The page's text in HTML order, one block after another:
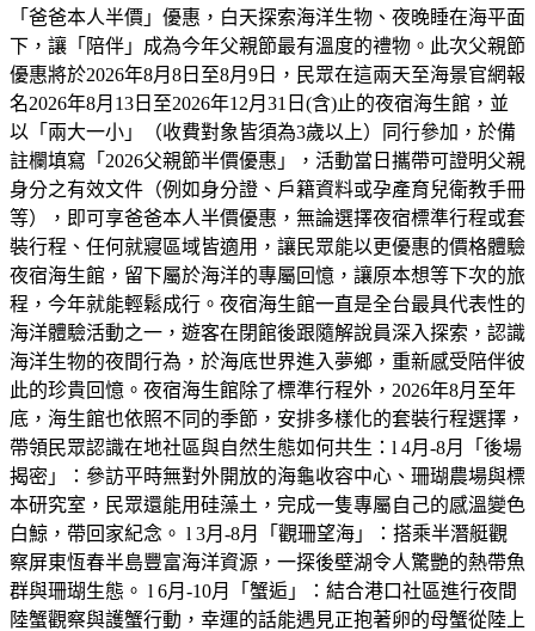
「爸爸本人半價」優惠，白天探索海洋生物、夜晚睡在海平面
下，讓「陪伴」成為今年父親節最有溫度的禮物。此次父親節
優惠將於2026年8月8日至8月9日，民眾在這兩天至海景官網報
名2026年8月13日至2026年12月31日(含)止的夜宿海生館，並
以「兩大一小」（收費對象皆須為3歲以上）同行參加，於備
註欄填寫「2026父親節半價優惠」，活動當日攜帶可證明父親
身分之有效文件（例如身分證、戶籍資料或孕產育兒衛教手冊
等），即可享爸爸本人半價優惠，無論選擇夜宿標準行程或套
裝行程、任何就寢區域皆適用，讓民眾能以更優惠的價格體驗
夜宿海生館，留下屬於海洋的專屬回憶，讓原本想等下次的旅
程，今年就能輕鬆成行。夜宿海生館一直是全台最具代表性的
海洋體驗活動之一，遊客在閉館後跟隨解說員深入探索，認識
海洋生物的夜間行為，於海底世界進入夢鄉，重新感受陪伴彼
此的珍貴回憶。夜宿海生館除了標準行程外，2026年8月至年
底，海生館也依照不同的季節，安排多樣化的套裝行程選擇，
帶領民眾認識在地社區與自然生態如何共生：l 4月-8月「後場
揭密」：參訪平時無對外開放的海龜收容中心、珊瑚農場與標
本研究室，民眾還能用硅藻土，完成一隻專屬自己的感溫變色
白鯨，帶回家紀念。 l 3月-8月「觀珊望海」：搭乘半潛艇觀
察屏東恆春半島豐富海洋資源，一探後壁湖令人驚艷的熱帶魚
群與珊瑚生態。 l 6月-10月「蟹逅」：結合港口社區進行夜間
陸蟹觀察與護蟹行動，幸運的話能遇見正抱著卵的母蟹從陸上